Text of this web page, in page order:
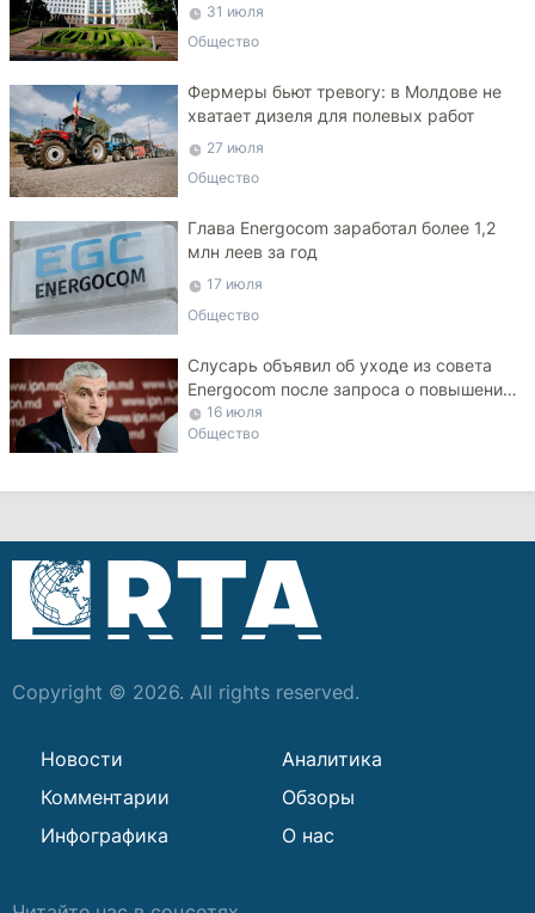
31 июля
Общество
Фермеры бьют тревогу: в Молдове не
хватает дизеля для полевых работ
27 июля
Общество
Глава Energocom заработал более 1,2
млн леев за год
17 июля
Общество
Слусарь объявил об уходе из совета
Energocom после запроса о повышении
тарифа на газ
16 июля
Общество
Copyright © 2026. All rights reserved.
Новости
Аналитика
Комментарии
Обзоры
Инфографика
О нас